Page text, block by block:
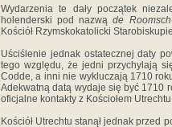
Wydarzenia te dały początek
holenderski pod nazwąde
Kościół Rzymskokato­licki
Uściślenie jednak osta­tecznej daty
tego względu, że jedni przy­chylają
Codde, a inni nie wykluczają 1710
Adekwatną datą wydaje się być 1710
oficjalne kontakty z Kościołem
Kościół Utrechtu stanął jednak przed